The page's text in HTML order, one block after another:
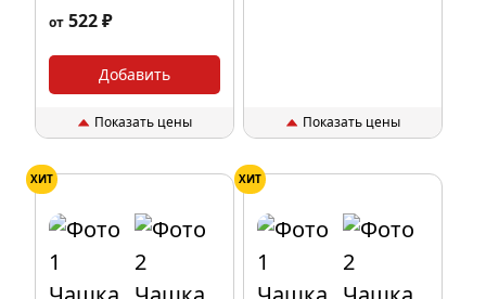
от 522 ₽
Добавить
Показать цены Показать цены
ХИТ ХИТ